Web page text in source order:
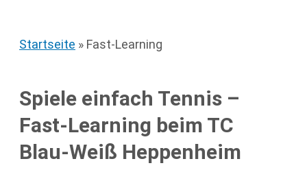
Startseite » Fast-Learning
Spiele einfach Tennis –
Fast-Learning beim TC
Blau-Weiß Heppenheim